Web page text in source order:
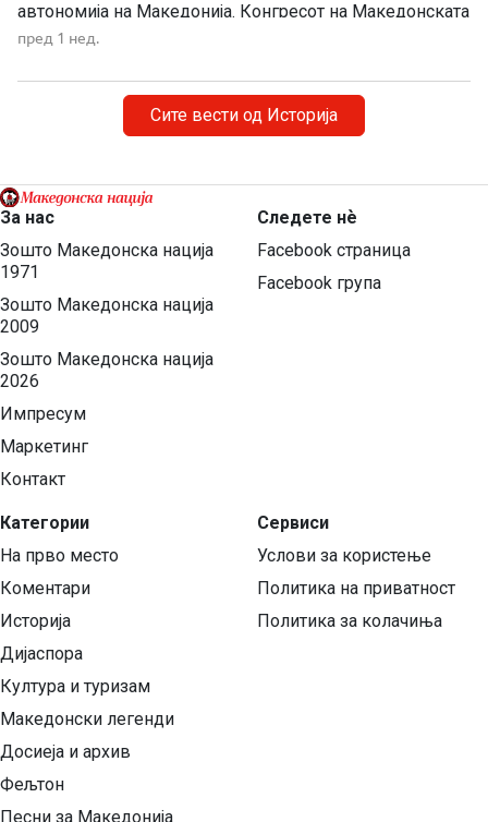
автономија на Македонија. Конгресот на Македонската
револуционерна организација, одржан во Солун, донел
што неговото започнување и водење им биле
препуштени на окружните комитети. Конгресот на
Битолскиот револуционерен округ, […]
пред 1 нед.
Сите вести од Историја
За нас
Зошто Македонска нација
1971
Зошто Македонска нација
2009
Зошто Македонска нација
2026
Импресум
Маркетинг
Контакт
Категории
На прво место
Коментари
Историја
Дијаспора
Култура и туризам
Македонски легенди
Досиеја и архив
Фељтон
Песни за Македонија
Следете нѐ
Facebook страница
Facebook група
Сервиси
Услови за користење
Политика на приватност
Политика за колачиња